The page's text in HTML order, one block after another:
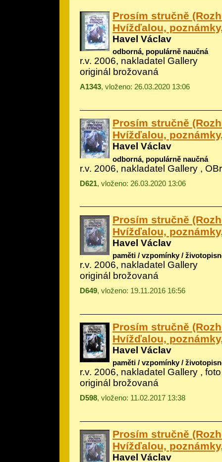
Prosím stručně
Hvížďalou,
Havel Václav
odborná, populárně naučná
r.v. 2006, nakladatel Gallery
originál brožovaná
A1343, vloženo: 26.03.2020 13:06
Prosím stručně
Hvížďalou,
Havel Václav
odborná, populárně naučná
r.v. 2006, nakladatel Gallery ,
D621, vloženo: 26.03.2020 13:06
Prosím stručně
Hvížďalou,
Havel Václav
paměti / vzpomínky /
r.v. 2006, nakladatel Gallery
originál brožovaná
D649, vloženo: 19.11.2016 16:56
Prosím stručně
Hvížďalou,
Havel Václav
paměti / vzpomínky /
r.v. 2006, nakladatel Gallery ,
originál brožovaná
D598, vloženo: 11.02.2017 13:38
Prosím stručně
Hvížďalou,
Havel Václav